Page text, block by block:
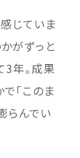
じていま
がずっと
3年。成果
「このま
らんでい